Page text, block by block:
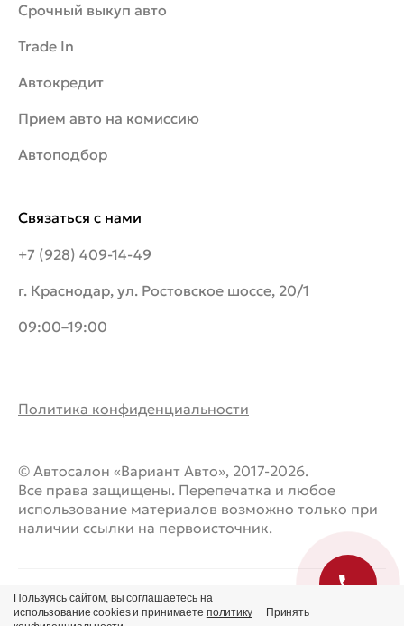
Связаться с нами
+7 (928) 409-14-49
г. Краснодар, ул. Ростовское шоссе, 20/1
09:00–19:00
Срочный выкуп авто
Trade In
Автокредит
Прием авто на комиссию
Автоподбор
Политика конфиденциальности
© Автосалон «Вариант Авто», 2017-2026.
Все права защищены. Перепечатка и любое
использование материалов возможно только при
наличии ссылки на первоисточник.
Пользуясь сайтом, вы соглашаетесь на
использование cookies и принимаете политику
Принять